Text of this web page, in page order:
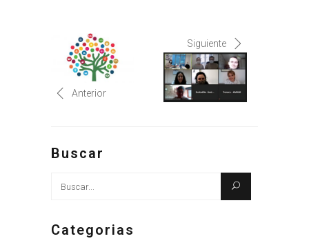
Anterior
Siguiente
Buscar
Busque:
Categorias